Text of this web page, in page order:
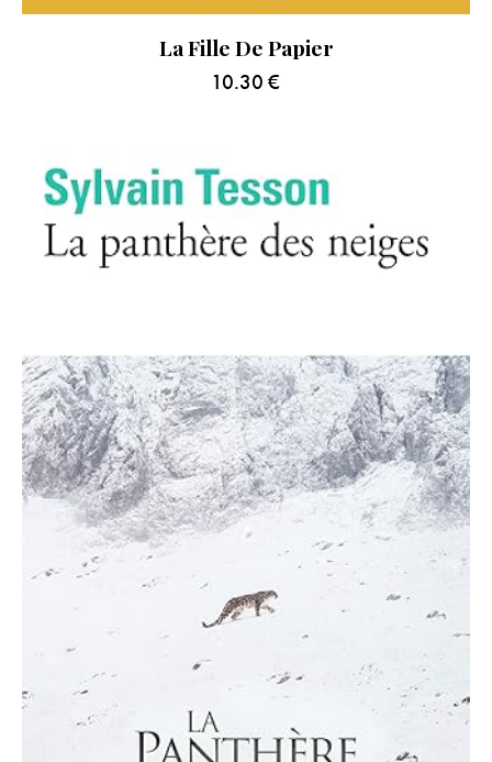
La Fille De Papier
10.30 €